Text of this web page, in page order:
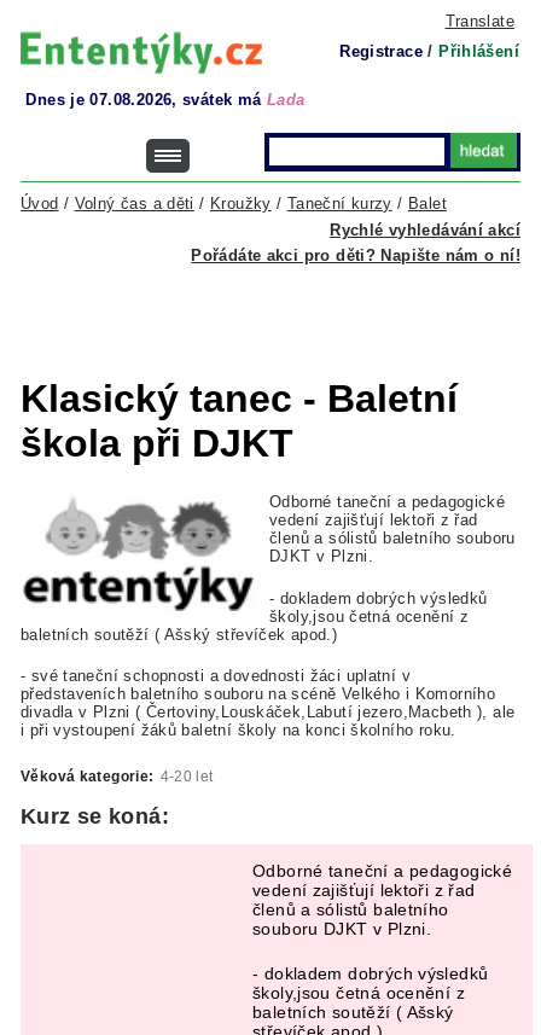
Translate
Registrace / Přihlášení
Dnes je 07.08.2026, svátek má Lada
Rychlé vyhledávání akcí
Úvod / Volný čas a děti / Kroužky / Taneční kurzy / Balet
Pořádáte akci pro děti? Napište nám o ní!
Klasický tanec - Baletní
škola při DJKT
Odborné taneční a pedagogické
vedení zajišťují lektoři z řad
členů a sólistů baletního souboru
DJKT v Plzni.
- dokladem dobrých výsledků
školy,jsou četná ocenění z
baletních soutěží ( Ašský střevíček apod.)
- své taneční schopnosti a dovednosti žáci uplatní v
představeních baletního souboru na scéně Velkého i Komorního
divadla v Plzni ( Čertoviny,Louskáček,Labutí jezero,Macbeth ), ale
i při vystoupení žáků baletní školy na konci školního roku.
Věková kategorie: 4-20 let
Kurz se koná:
Odborné taneční a pedagogické
vedení zajišťují lektoři z řad
členů a sólistů baletního
souboru DJKT v Plzni.
- dokladem dobrých výsledků
školy,jsou četná ocenění z
baletních soutěží ( Ašský